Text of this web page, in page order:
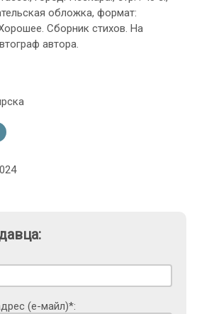
обложка, формат:
Сборник стихов. На
автора.
(е-майл)*: